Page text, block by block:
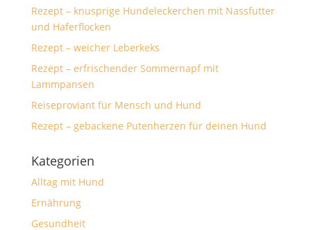
Rezept – knusprige Hundeleckerchen mit Nassfutter
und Haferflocken
Rezept – weicher Leberkeks
Rezept – erfrischender Sommernapf mit
Lammpansen
Reiseproviant für Mensch und Hund
Rezept – gebackene Putenherzen für deinen Hund
Kategorien
Alltag mit Hund
Ernährung
Gesundheit